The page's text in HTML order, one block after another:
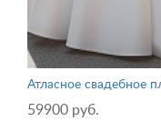
Атласное свадебное
59900 руб.